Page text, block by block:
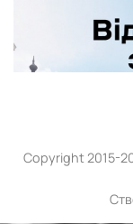
Copyright 2015-